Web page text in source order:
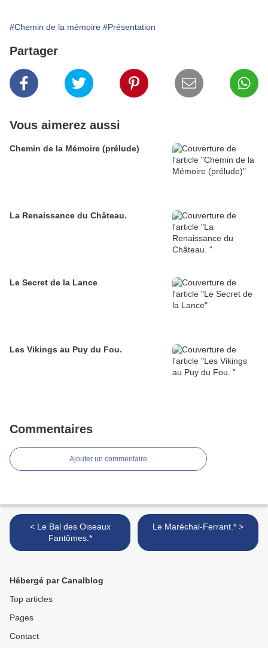
#Chemin de la mémoire #Présentation
Partager
Vous aimerez aussi
Chemin de la Mémoire (prélude)
La Renaissance du Château.
Le Secret de la Lance
Les Vikings au Puy du Fou.
Commentaires
Ajouter un commentaire
< Le Bal des Oiseaux
Fantômes.*
Le Maréchal-Ferrant.* >
Hébergé par Canalblog
Top articles
Pages
Contact